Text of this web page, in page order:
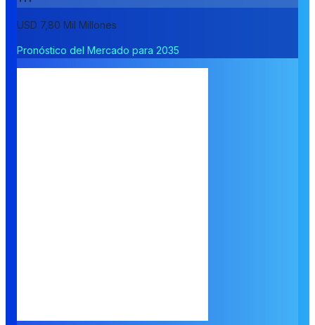
USD 7,80 Mil Millones
Pronóstico del Mercado para 2035